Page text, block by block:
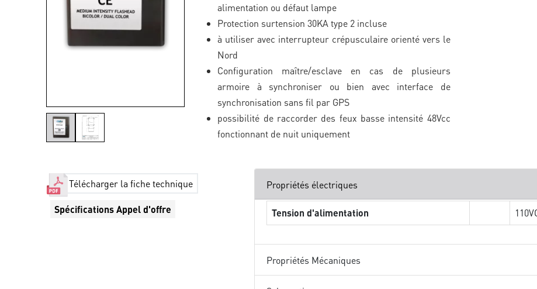
alimentation ou défaut lampe
Protection surtension 30KA type 2 incluse
à utiliser avec interrupteur crépusculaire orienté vers le
Nord
Configuration maître/esclave en cas de plusieurs
armoire à synchroniser ou bien avec interface de
synchronisation sans fil par GPS
possibilité de raccorder des feux basse intensité 48Vcc
fonctionnant de nuit uniquement
Télécharger la fiche technique
Spécifications Appel d'offre
Propriétés électriques
Tension d'alimentation
Propriétés Mécaniques